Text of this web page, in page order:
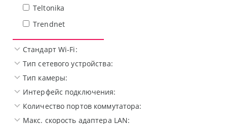
Teltonika
Trendnet
Стандарт Wi-Fi:
Тип сетевого устройства:
Тип камеры:
Интерфейс подключения:
Количество портов коммутатора:
Макс. скорость адаптера LAN: